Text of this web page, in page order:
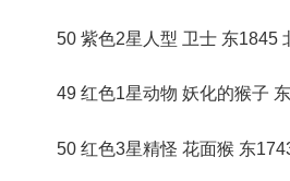
50 紫色2星人型 卫士 东1845
49 红色1星动物 妖化的猴子 东
50 红色3星精怪 花面猴 东